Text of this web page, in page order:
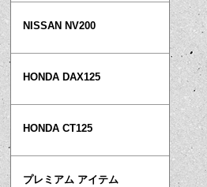
NISSAN NV200
HONDA DAX125
HONDA CT125
プレミアム アイテム